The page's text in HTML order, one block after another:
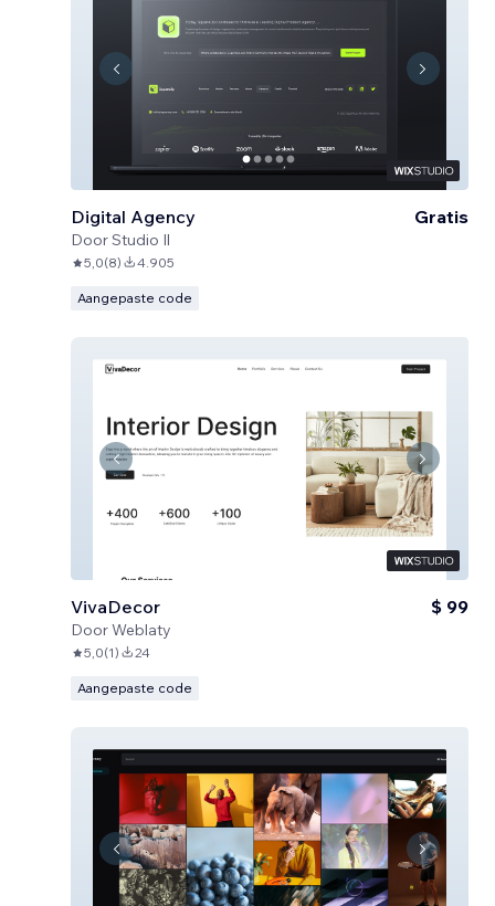
Digital Agency
DoorStudio Il
Gratis
5,0(8) 4.905
Aangepaste code
VivaDecor
DoorWeblaty
$ 99
5,0(1) 24
Aangepaste code